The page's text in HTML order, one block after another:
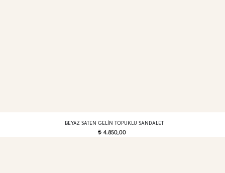
BEYAZ SATEN GELIN TOPUKLU SANDALET
t 4.850,00